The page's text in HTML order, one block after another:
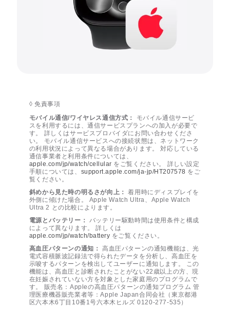
◊ 免責事項
モバイル通信/ワイヤレス通信方式：
モバイル通信サービ
スを利用するには、通信サービスプランへの加入が必要で
す。 詳しくはサービスプロバイダにお問い合わせくださ
い。 モバイル通信サービスへの接続状態は、ネットワーク
の利用状況によって異なる場合があります。 対応している
通信事業者と利用条件については、
apple.com/jp/watch/cellular をご覧ください。 詳しい設定
手順については、 support.apple.com/ja-jp/HT207578 をご
覧ください。
斜めから見た時の明るさが向上： 着用時にディスプレイを
外側に傾けた場合。 Apple Watch Ultra、Apple Watch
Ultra 2 との比較によります。
電源とバッテリー： バッテリー駆動時間は使用条件と構成
によって異なります。 詳しくは
apple.com/jp/watch/battery をご覧ください。
高血圧パターンの通知： 高血圧パターンの通知機能は、光
電式容積脈波記録法で得られたデータを分析し、高血圧を
示唆するパターンを検出してユーザーに通知します。 この
機能は、高血圧と診断されたことがない22歳以上の方、現
在妊娠されていない方を対象とした家庭用のプログラムで
す。 販売名：Appleの高血圧パターンの通知プログラム 管
理医療機器販売業者等：Apple Japan合同会社（東京都港
区六本木6丁目10番1号六本木ヒルズ 0120-277-535）